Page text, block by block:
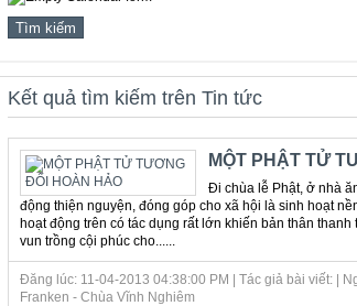
Kết quả tìm kiếm trên Tin tức
MỘT PHẬT TỬ
Đi chùa lễ Phật, ở nhà
động thiện nguyện, đóng góp cho xã hội là sinh hoạt
hoạt động trên có tác dụng rất lớn khiến bản thân
vun trồng cội phúc cho......
Đăng lúc: 11-04-2013 04:38:00 PM | Tác giả bài viết: |
Franken - Chùa Vĩnh Nghiêm